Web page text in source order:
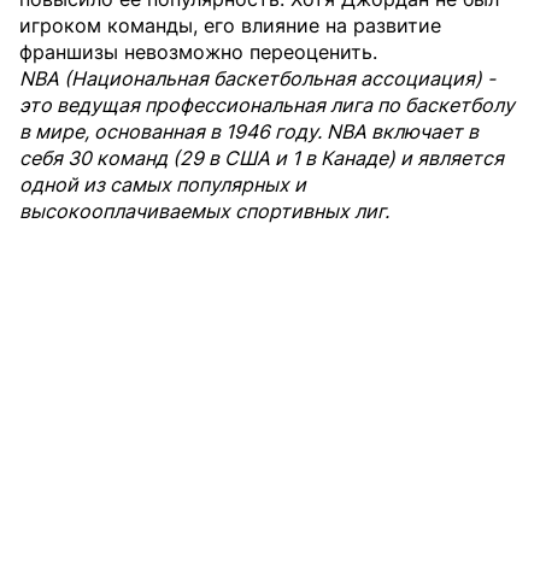
игроком команды, его влияние на развитие
франшизы невозможно переоценить.
NBA (Национальная баскетбольная ассоциация) -
это ведущая профессиональная лига по баскетболу
в мире, основанная в 1946 году. NBA включает в
себя 30 команд (29 в США и 1 в Канаде) и является
одной из самых популярных и
высокооплачиваемых спортивных лиг.